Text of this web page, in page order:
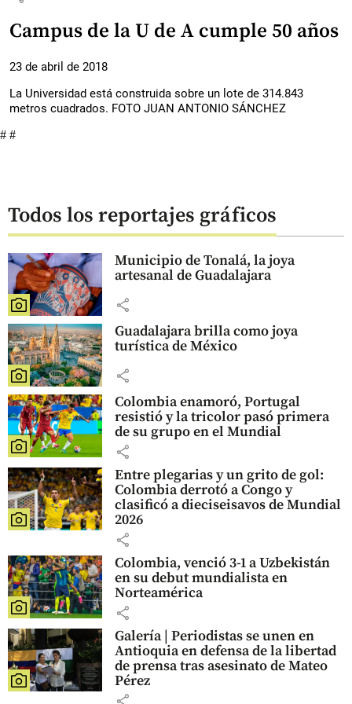
Campus de la U de A cumple 50 años
23 de abril de 2018
La Universidad está construida sobre un lote de 314.843
metros cuadrados. FOTO JUAN ANTONIO SÁNCHEZ
# #
Todos los reportajes gráficos
Municipio de Tonalá, la joya
artesanal de Guadalajara
share
Guadalajara brilla como joya
turística de México
share
Colombia enamoró, Portugal
resistió y la tricolor pasó primera
de su grupo en el Mundial
share
Entre plegarias y un grito de gol:
Colombia derrotó a Congo y
clasificó a dieciseisavos de Mundial
2026
share
Colombia, venció 3-1 a Uzbekistán
en su debut mundialista en
Norteamérica
share
Galería | Periodistas se unen en
Antioquia en defensa de la libertad
de prensa tras asesinato de Mateo
Pérez